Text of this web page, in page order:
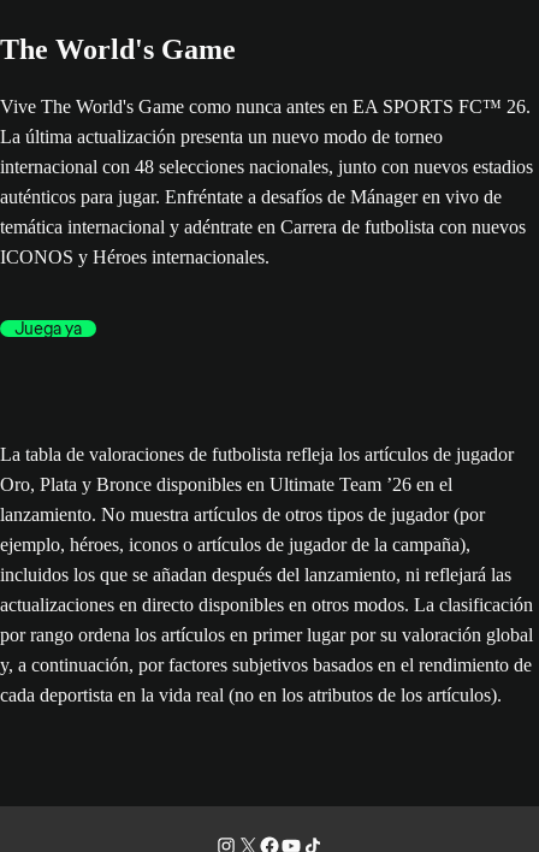
The World's Game
Vive The World's Game como nunca antes en EA SPORTS FC™ 26.
La última actualización presenta un nuevo modo de torneo
internacional con 48 selecciones nacionales, junto con nuevos estadios
auténticos para jugar. Enfréntate a desafíos de Mánager en vivo de
temática internacional y adéntrate en Carrera de futbolista con nuevos
ICONOS y Héroes internacionales.
Juega ya
La tabla de valoraciones de futbolista refleja los artículos de jugador
Oro, Plata y Bronce disponibles en Ultimate Team ’26 en el
lanzamiento. No muestra artículos de otros tipos de jugador (por
ejemplo, héroes, iconos o artículos de jugador de la campaña),
incluidos los que se añadan después del lanzamiento, ni reflejará las
actualizaciones en directo disponibles en otros modos. La clasificación
por rango ordena los artículos en primer lugar por su valoración global
y, a continuación, por factores subjetivos basados en el rendimiento de
cada deportista en la vida real (no en los atributos de los artículos).